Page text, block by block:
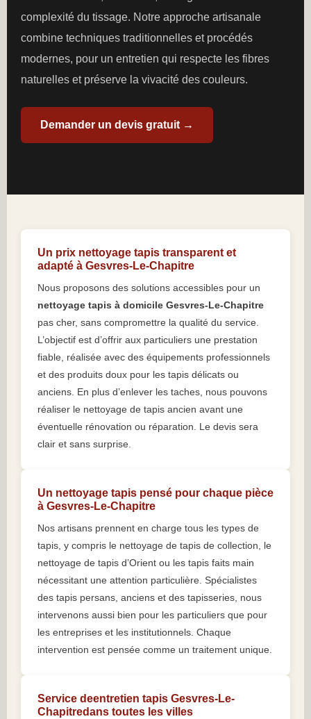
complexité du tissage. Notre approche artisanale
combine techniques traditionnelles et procédés
modernes, pour un entretien qui respecte les fibres
naturelles et préserve la vivacité des couleurs.
Demander un devis gratuit →
Un prix nettoyage tapis transparent et
adapté à Gesvres-Le-Chapitre
Nous proposons des solutions accessibles pour un
nettoyage tapis à domicile Gesvres-Le-Chapitre
pas cher, sans compromettre la qualité du service.
L’objectif est d’offrir aux particuliers une prestation
fiable, réalisée avec des équipements professionnels
et des produits doux pour les tapis délicats ou
anciens. En plus d’enlever les taches, nous pouvons
réaliser le nettoyage de tapis ancien avant une
éventuelle rénovation ou réparation. Le devis sera
clair et sans surprise.
Un nettoyage tapis pensé pour chaque pièce
à Gesvres-Le-Chapitre
Nos artisans prennent en charge tous les types de
tapis, y compris le nettoyage de tapis de collection, le
nettoyage de tapis d’Orient ou les tapis faits main
nécessitant une attention particulière. Spécialistes
des tapis persans, anciens et des tapisseries, nous
intervenons aussi bien pour les particuliers que pour
les entreprises et les institutionnels. Chaque
intervention est pensée comme un traitement unique.
Service deentretien tapis Gesvres-Le-
Chapitredans toutes les villes